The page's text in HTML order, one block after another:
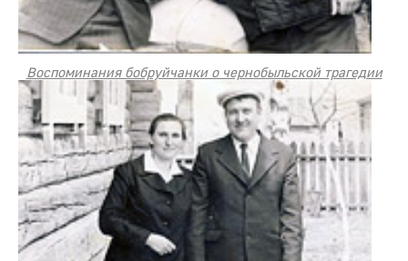
Воспоминания бобруйчанки о чернобыльской трагедии